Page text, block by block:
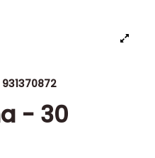
931370872
- 30